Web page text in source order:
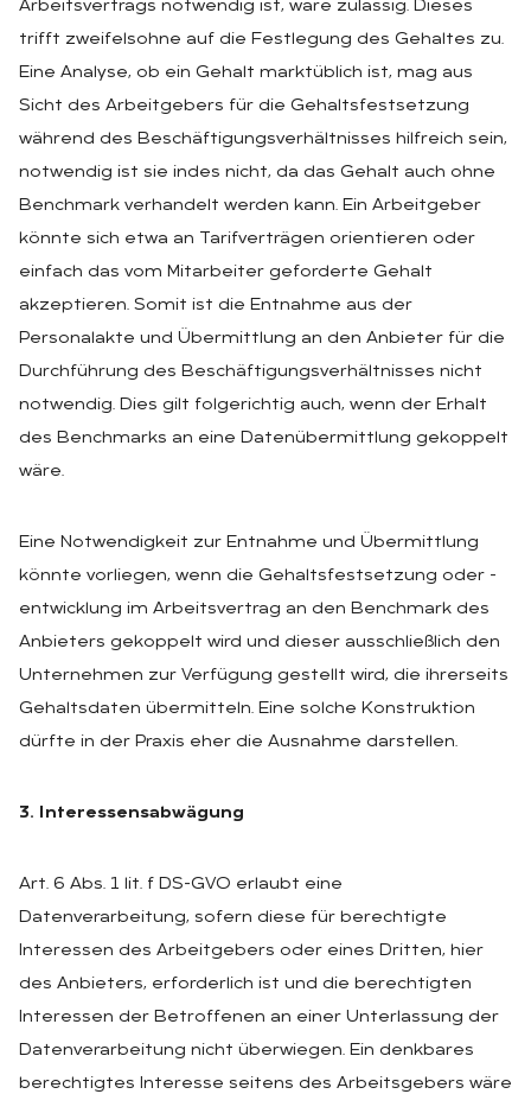
Arbeitsvertrags notwendig ist, wäre zulässig. Dieses
trifft zweifelsohne auf die Festlegung des Gehaltes zu.
Eine Analyse, ob ein Gehalt marktüblich ist, mag aus
Sicht des Arbeitgebers für die Gehaltsfestsetzung
während des Beschäftigungsverhältnisses hilfreich sein,
notwendig ist sie indes nicht, da das Gehalt auch ohne
Benchmark verhandelt werden kann. Ein Arbeitgeber
könnte sich etwa an Tarifverträgen orientieren oder
einfach das vom Mitarbeiter geforderte Gehalt
akzeptieren. Somit ist die Entnahme aus der
Personalakte und Übermittlung an den Anbieter für die
Durchführung des Beschäftigungsverhältnisses nicht
notwendig. Dies gilt folgerichtig auch, wenn der Erhalt
des Benchmarks an eine Datenübermittlung gekoppelt
wäre.
Eine Notwendigkeit zur Entnahme und Übermittlung
könnte vorliegen, wenn die Gehaltsfestsetzung oder -
entwicklung im Arbeitsvertrag an den Benchmark des
Anbieters gekoppelt wird und dieser ausschließlich den
Unternehmen zur Verfügung gestellt wird, die ihrerseits
Gehaltsdaten übermitteln. Eine solche Konstruktion
dürfte in der Praxis eher die Ausnahme darstellen.
3. Interessensabwägung
Art. 6 Abs. 1 lit. f DS-GVO erlaubt eine
Datenverarbeitung, sofern diese für berechtigte
Interessen des Arbeitgebers oder eines Dritten, hier
des Anbieters, erforderlich ist und die berechtigten
Interessen der Betroffenen an einer Unterlassung der
Datenverarbeitung nicht überwiegen. Ein denkbares
berechtigtes Interesse seitens des Arbeitsgebers wäre